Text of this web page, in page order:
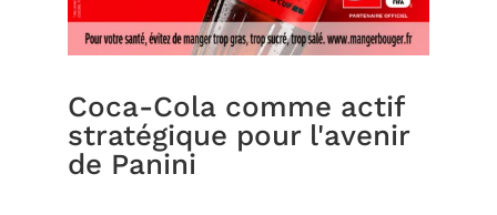
Coca-Cola comme actif
stratégique pour l'avenir
de Panini